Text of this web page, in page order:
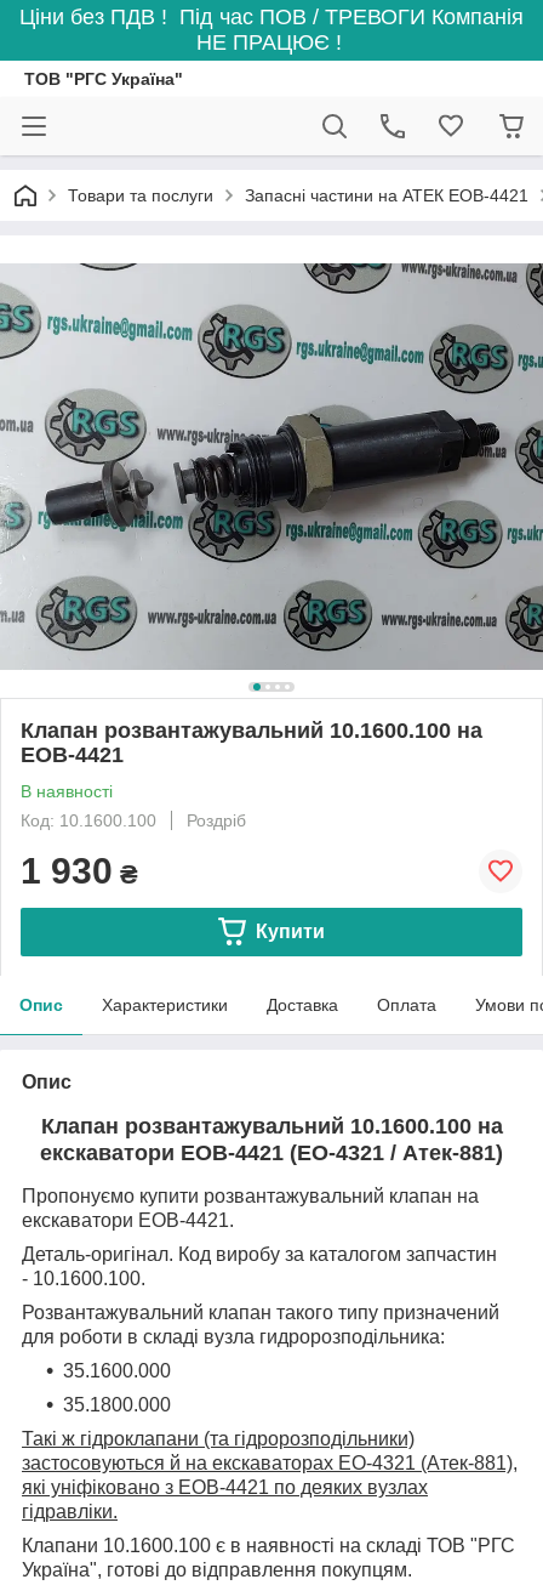
Ціни без ПДВ ! Під час ПОВ / ТРЕВОГИ Компанія
НЕ ПРАЦЮЄ !
ТОВ "РГС Україна"
Товари та послуги Запасні частини на АТЕК ЕОВ-4421
Клапан розвантажувальний 10.1600.100 на
ЕОВ-4421
В наявності
Код: 10.1600.100
Роздріб
1 930 ₴
Купити
Опис Характеристики Доставка Оплата Умови
Опис
Клапан розвантажувальний 10.1600.100 на
екскаватори ЕОВ-4421 (ЕО-4321 / Атек-881)
Пропонуємо купити розвантажувальний клапан на
екскаватори ЕОВ-4421.
Деталь-оригінал. Код виробу за каталогом запчастин
- 10.1600.100.
Розвантажувальний клапан такого типу призначений
для роботи в складі вузла гидророзподільника:
35.1600.000
35.1800.000
Такі ж гідроклапани (та гідророзподільники)
застосовуються й на екскаваторах ЕО-4321 (Атек-881),
які уніфіковано з ЕОВ-4421 по деяких вузлах
гідравліки.
Клапани 10.1600.100 є в наявності на складі ТОВ "РГС
Україна", готові до відправлення покупцям.